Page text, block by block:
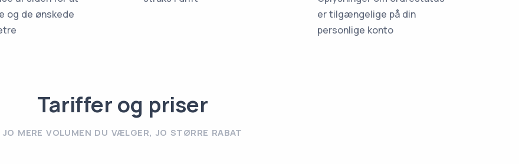
og de ønskede
er tilgængelige på din
personlige konto
Tariffer og priser
JO MERE VOLUMEN DU VÆLGER, JO STØRRE RABAT